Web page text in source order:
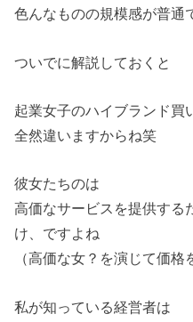
色んなものの規模感が普通
ついでに解説しておくと
起業女子のハイブランド買
全然違いますからね笑
彼女たちのは
高価なサービスを提供する
け、ですよね
（高価な女？を演じて価格
私が知っている経営者は